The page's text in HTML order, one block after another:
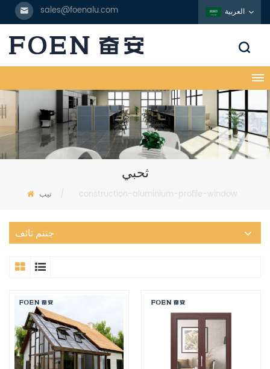
sales@foenalu.com العربية
ثحبي
تيب / construction-aluminium-profile-window
جتنم تائف